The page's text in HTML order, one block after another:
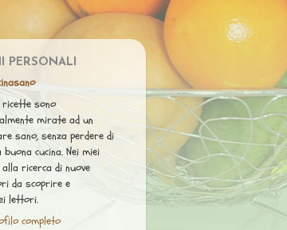
PERSONALI
ricette sono
mirate ad un
sano, senza perdere di
cucina. Nei miei
ricerca di nuove
da scoprire e
lettori.
completo